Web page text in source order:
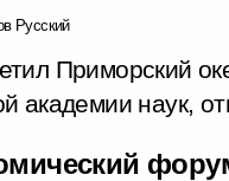
Русский
Приморский
академии наук,